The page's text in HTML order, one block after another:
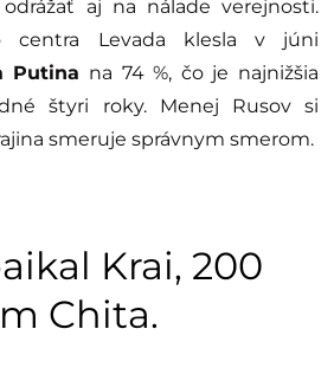
aj na nálade verejnosti.
centra Levada klesla v júni
Putina na 74 %, čo je najnižšia
štyri roky. Menej Rusov si
smeruje správnym smerom.
Krai, 200
Chita.